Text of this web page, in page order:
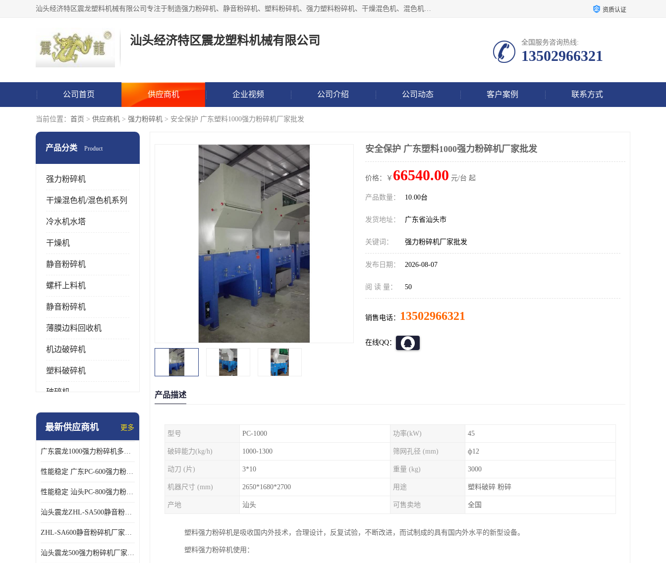
汕头经济特区震龙塑料机械有限公司专注于制造强力粉碎机、静音粉碎机、塑料粉碎机、强力塑料粉碎机、干燥混色机、混色机、冷水机、上料机等塑料辅助机械。 资质认证
汕头经济特区震龙塑料机械有限公司 全国服务咨询热线:
13502966321
公司首页 供应商机 企业视频 公司介绍 公司动态 客户案例 联系方式
当前位置： 首页 > 供应商机 > 强力粉碎机 > 安全保护 广东塑料1000强力粉碎机厂家批发
产品分类 Product
强力粉碎机
干燥混色机/混色机系列
冷水机水塔
干燥机
静音粉碎机
螺杆上料机
静音粉碎机
薄膜边料回收机
机边破碎机
塑料破碎机
破碎机
强力粉碎机
最新供应商机 更多
广东震龙1000强力粉碎机多少钱一台 使用方便
性能稳定 广东PC-600强力粉碎机电话
性能稳定 汕头PC-800强力粉碎机厂家批发
汕头震龙ZHL-SA500静音粉碎机多少钱一台
ZHL-SA600静音粉碎机厂家电话 质量可靠
汕头震龙500强力粉碎机厂家批发 噪音低
安全保护 广东塑料1000强力粉碎机厂家批发
价格：￥ 66540.00 元/台 起
产品数量： 10.00台
发货地址： 广东省汕头市
关键词： 强力粉碎机厂家批发
发布日期： 2026-08-07
阅 读 量： 50
销售电话： 13502966321
在线QQ：
产品描述
型号 PC-1000 功率(kW) 45
破碎能力(kg/h) 1000-1300 筛网孔径 (mm) ф12
动刀 (片) 3*10 重量 (kg) 3000
机器尺寸 (mm) 2650*1680*2700 用途 塑料破碎 粉碎
产地 汕头 可售卖地 全国
塑料强力粉碎机是吸收国内外技术，合理设计，反复试验，不断改进，而试制成的具有国内外水平的新型设备。
塑料强力粉碎机使用：